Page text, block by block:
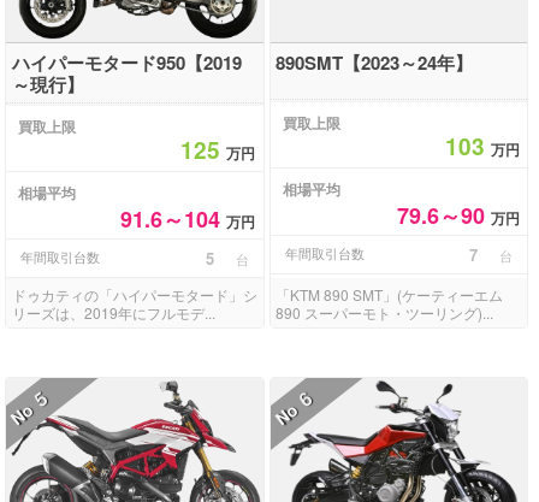
ハイパーモタード950【2019
～現行】
買取上限
125万円
相場平均
91.6～104万円
年間取引台数 5 台
ドゥカティの「ハイパーモタード」シ
リーズは、2019年にフルモデ...
890SMT【2023～24年】
買取上限
103 万円
相場平均
79.6～90 万円
年間取引台数 7 台
「KTM 890 SMT」(ケーティーエム
890 スーパーモト・ツーリング)...
No
5 No
6